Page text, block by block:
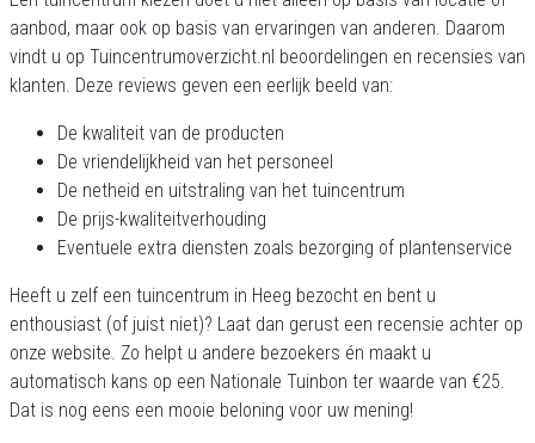
aanbod, maar ook op basis van ervaringen van anderen. Daarom
vindt u op Tuincentrumoverzicht.nl beoordelingen en recensies van
klanten. Deze reviews geven een eerlijk beeld van:
De kwaliteit van de producten
De vriendelijkheid van het personeel
De netheid en uitstraling van het tuincentrum
De prijs-kwaliteitverhouding
Eventuele extra diensten zoals bezorging of plantenservice
Heeft u zelf een tuincentrum in Heeg bezocht en bent u
enthousiast (of juist niet)? Laat dan gerust een recensie achter op
onze website. Zo helpt u andere bezoekers én maakt u
automatisch kans op een Nationale Tuinbon ter waarde van €25.
Dat is nog eens een mooie beloning voor uw mening!